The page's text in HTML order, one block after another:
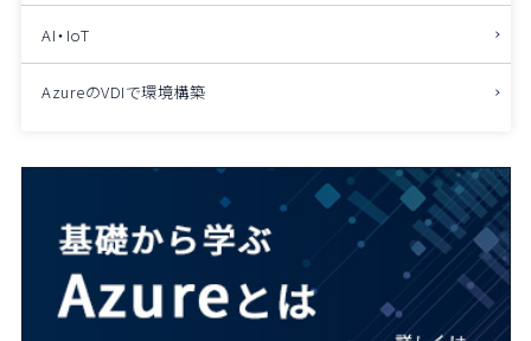
AI・IoT
AzureのVDIで環境構築